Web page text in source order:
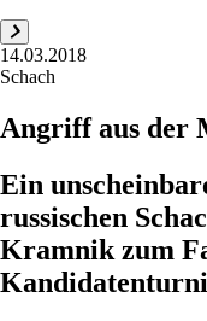
14.03.2018
Schach
Angriff aus der
Ein
russischen
Kramnik zum